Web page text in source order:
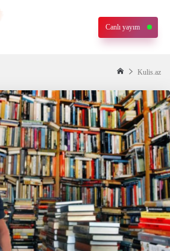
Canlı yayım
Kulis.az